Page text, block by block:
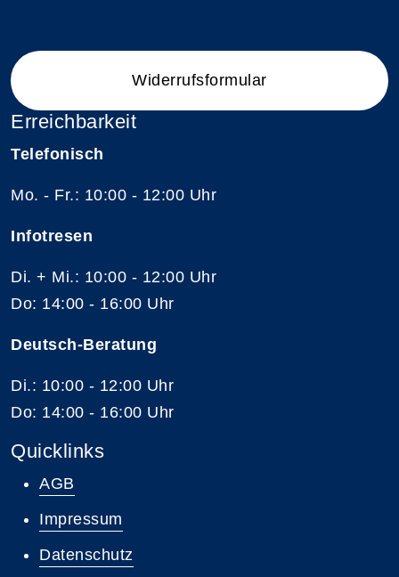
Widerrufsformular
Erreichbarkeit
Telefonisch
Mo. - Fr.: 10:00 - 12:00 Uhr
Infotresen
Di. + Mi.: 10:00 - 12:00 Uhr
Do: 14:00 - 16:00 Uhr
Deutsch-Beratung
Di.: 10:00 - 12:00 Uhr
Do: 14:00 - 16:00 Uhr
Quicklinks
AGB
Impressum
Datenschutz